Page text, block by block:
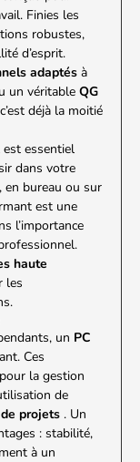
Finies les
robustes,
d’esprit.
adaptés à
un véritable QG
déjà la moitié
est essentiel
dans votre
, en bureau ou sur
est une
l’importance
haute
les
un PC
Ces
la gestion
de
projets . Un
: stabilité,
à un